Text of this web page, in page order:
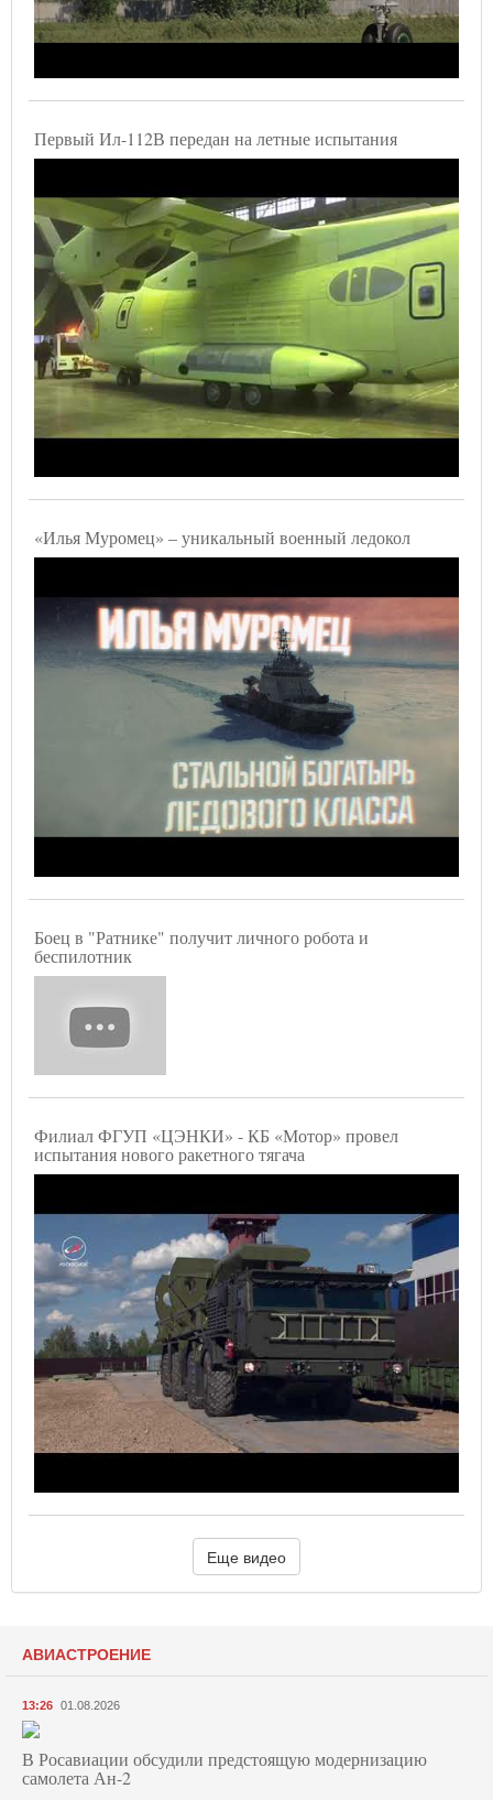
Первый Ил-112В передан на летные испытания
«Илья Муромец» – уникальный военный ледокол
Боец в "Ратнике" получит личного робота и
беспилотник
Филиал ФГУП «ЦЭНКИ» - КБ «Мотор» провел
испытания нового ракетного тягача
Еще видео
АВИАСТРОЕНИЕ
13:26 01.08.2026
В Росавиации обсудили предстоящую модернизацию
самолета Ан-2